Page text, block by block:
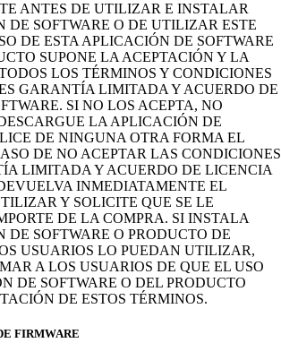
ANTES DE UTILIZAR E INSTALAR
DE SOFTWARE O DE UTILIZAR ESTE
DE ESTA APLICACIÓN DE SOFTWARE
SUPONE LA ACEPTACIÓN Y LA
LOS TÉRMINOS Y CONDICIONES
GARANTÍA LIMITADA Y ACUERDO DE
SI NO LOS ACEPTA, NO
LA APLICACIÓN DE
DE NINGUNA OTRA FORMA EL
DE NO ACEPTAR LAS CONDICIONES
LIMITADA Y ACUERDO DE LICENCIA
INMEDIATAMENTE EL
Y SOLICITE QUE SE LE
DE LA COMPRA. SI INSTALA
DE SOFTWARE O PRODUCTO DE
USUARIOS LO PUEDAN UTILIZAR,
A LOS USUARIOS DE QUE EL USO
DE SOFTWARE O DEL PRODUCTO
DE ESTOS TÉRMINOS.
FIRMWARE